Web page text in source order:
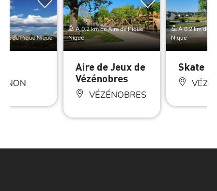
de Pique Nique
À 0.2 km de Aire de Pique
Nique
Aire de Jeux de
Vézénobres
VÉZÉNOBRES
À 0.2 km de
Nique
Skate